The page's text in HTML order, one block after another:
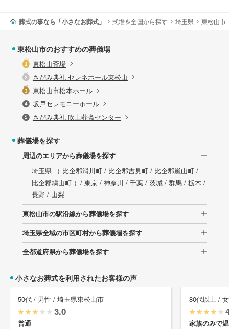
葬式の事なら「小さなお葬式」 式場を全国から探す 埼玉県 東松山市
東松山市のおすすめの葬儀場
東松山斎場
さがみ典礼 セレネホール東松山
東松山市松本ホール
坂戸セレモニーホール
さがみ典礼 吹上葬斎センター
葬儀場を探す
周辺のエリアから葬儀場を探す
埼玉県（ 比企郡滑川町/ 比企郡吉見町/ 比企郡嵐山町/
比企郡鳩山町）/ 東京/ 神奈川 / 千葉/ 茨城/ 群馬/ 栃木 /
長野/ 山梨
東松山市の駅沿線から葬儀場を探す
埼玉県全域の市区町村から葬儀場を探す
全都道府県から葬儀場を探す
小さなお葬式を利用されたお客様の声
50代 / 男性 / 埼玉県東松山市
3.0
普通
80代以上 /
家族のみで